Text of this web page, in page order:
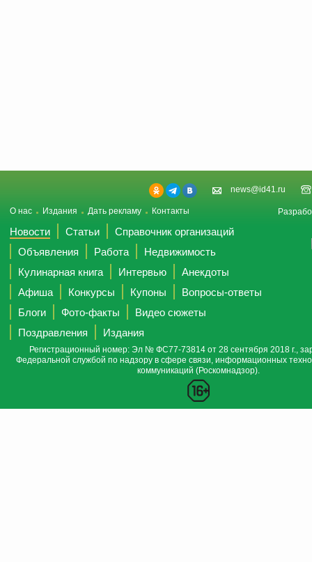
news@id41.ru
О нас Издания Дать рекламу Контакты
Новости Статьи
Справочник организаций
Объявления
Работа
Недвижимость
Кулинарная книга
Интервью
Анекдоты
Афиша
Конкурсы Купоны
Вопросы-ответы
Блоги
Фото-факты
Видео сюжеты
Поздравления
Издания
Регистрационный номер: Эл № ФС77-73814 от 28 сентября 2018 г.,
Федеральной службой по надзору в сфере связи, информационных
коммуникаций (Роскомнадзор).